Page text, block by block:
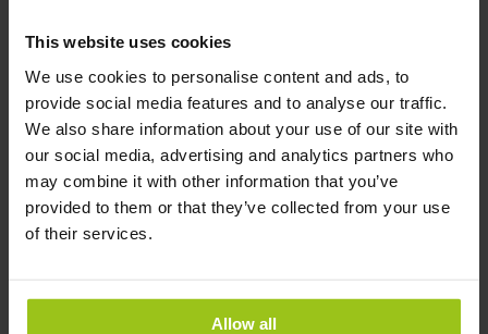
This website uses cookies
We use cookies to personalise content and ads, to
provide social media features and to analyse our traffic.
We also share information about your use of our site with
our social media, advertising and analytics partners who
may combine it with other information that you’ve
provided to them or that they’ve collected from your use
of their services.
Allow all
Magnesium Viktuppgång
Magnesium kan faktiskt spela en positiv roll när
det kommer till viktreglering genom att stödja
kroppens förmåga att reglera både
blodsockernivåer och ämnesomsättning. När det
gäller vikthantering är det viktigt att upprätthålla
hormonella balans och aptitreglering, vilket i sin